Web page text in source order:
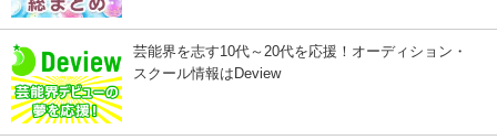
芸能界を志す10代～20代を応援！オーディション・
スクール情報はDeview